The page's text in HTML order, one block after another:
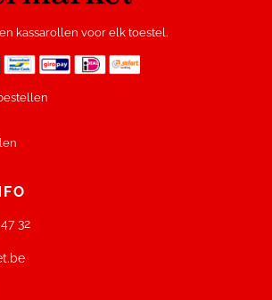
kassarollen voor elk toestel.
32